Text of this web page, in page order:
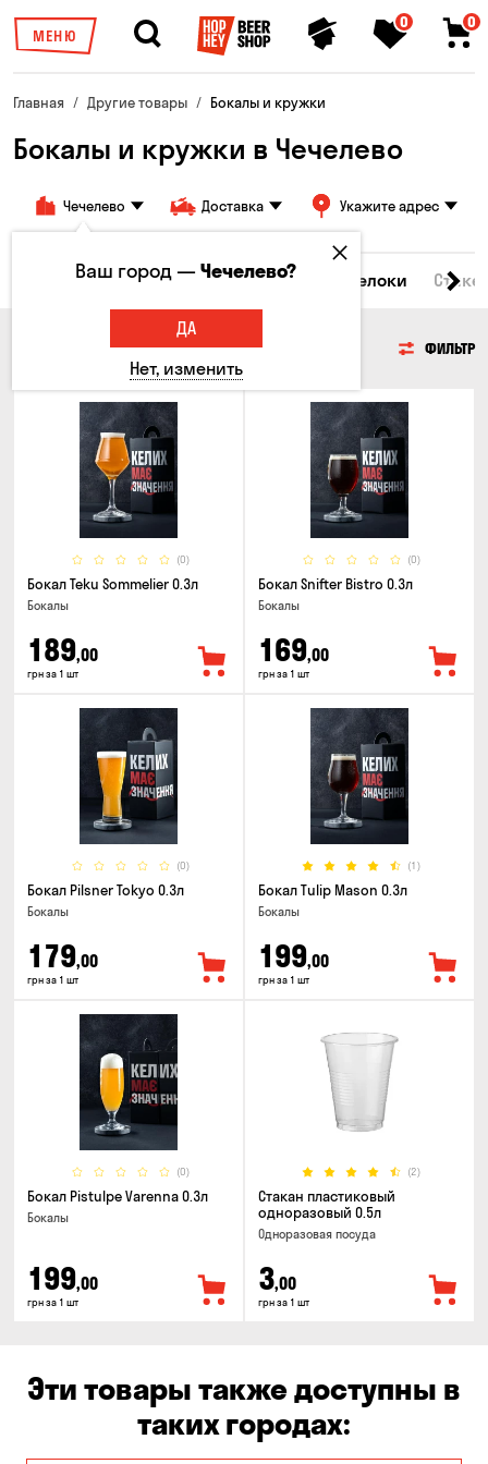
МЕНЮ
0 0
Главная Другие товары Бокалы и кружки
Бокалы и кружки в Чечелево
Чечелево Доставка Укажите адрес
Все товары Бокалы и кружки Брелоки
БОКАЛЫ И КРУЖКИ ФИЛЬТР
(0)
Бокал Teku Sommelier 0.3л
Бокалы
189,00
грн за 1 шт
(0)
Бокал Snifter Bistro 0.3л
Бокалы
169,00
грн за 1 шт
(0)
Бокал Pilsner Tokyo 0.3л
Бокалы
179,00
грн за 1 шт
(1)
Бокал Tulip Mason 0.3л
Бокалы
199,00
грн за 1 шт
(0)
Бокал Pistulpe Varenna 0.3л
Бокалы
199,00
грн за 1 шт
(2)
Стакан пластиковый
одноразовый 0.5л
Одноразовая посуда
3,00
грн за 1 шт
Эти товары также доступны в
таких городах:
Ваш город —Чечелево?
ДА
Нет, изменить